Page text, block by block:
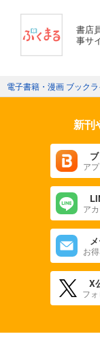
書店
事サ
電子書籍・漫画 ブック
新刊
ア
ア
お
X
フ